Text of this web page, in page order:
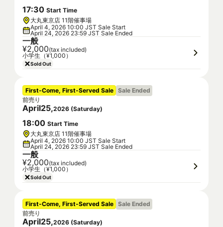
17:30 Start Time
大丸東京店 11階催事場
April 4, 2026 10:00 JST Sale Start
April 24, 2026 23:59 JST Sale Ended
一般
¥2,000(tax included)
小学生（¥1,000）
Sold Out
First-Come, First-Served Sale Sale Ended
前売り
April25,2026 (Saturday)
18:00 Start Time
大丸東京店 11階催事場
April 4, 2026 10:00 JST Sale Start
April 24, 2026 23:59 JST Sale Ended
一般
¥2,000(tax included)
小学生（¥1,000）
Sold Out
First-Come, First-Served Sale Sale Ended
前売り
April25,2026 (Saturday)